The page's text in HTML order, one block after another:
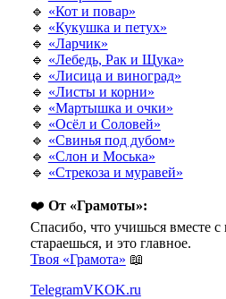
🔹 «Кот и повар»
🔹 «Кукушка и петух»
🔹 «Ларчик»
🔹 «Лебедь, Рак и Щука»
🔹 «Лисица и виноград»
🔹 «Листы и корни»
🔹 «Мартышка и очки»
🔹 «Осёл и Соловей»
🔹 «Свинья под дубом»
🔹 «Слон и Моська»
🔹 «Стрекоза и муравей»
❤️ От «Грамоты»:
Спасибо, что учишься вместе
стараешься, и это главное.
Твоя «Грамота» 📖
TelegramVKOK.ru